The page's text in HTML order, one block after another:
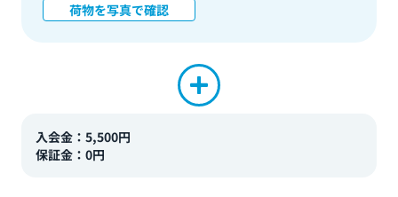
荷物を写真で確認
入会金：5,500円
保証金：0円